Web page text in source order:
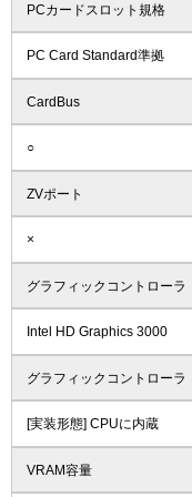
PCカードスロット規格
PC Card Standard準拠
CardBus
○
ZVポート
×
グラフィックコントローラ
Intel HD Graphics 3000
グラフィックコントローラ
[実装形態] CPUに内蔵
VRAM容量